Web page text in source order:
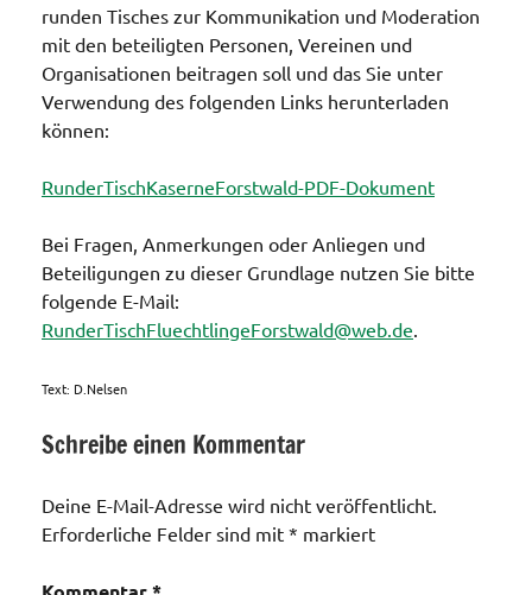
runden Tisches zur Kommunikation und Moderation
mit den beteiligten Personen, Vereinen und
Organisationen beitragen soll und das Sie unter
Verwendung des folgenden Links herunterladen
können:
RunderTischKaserneForstwald-PDF-Dokument
Bei Fragen, Anmerkungen oder Anliegen und
Beteiligungen zu dieser Grundlage nutzen Sie bitte
folgende E-Mail:
RunderTischFluechtlingeForstwald@web.de
Text: D.Nelsen
Schreibe einen Kommentar
Deine E-Mail-Adresse wird nicht veröffentlicht.
Erforderliche Felder sind mit * markiert